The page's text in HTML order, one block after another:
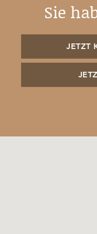
Sie
JETZT